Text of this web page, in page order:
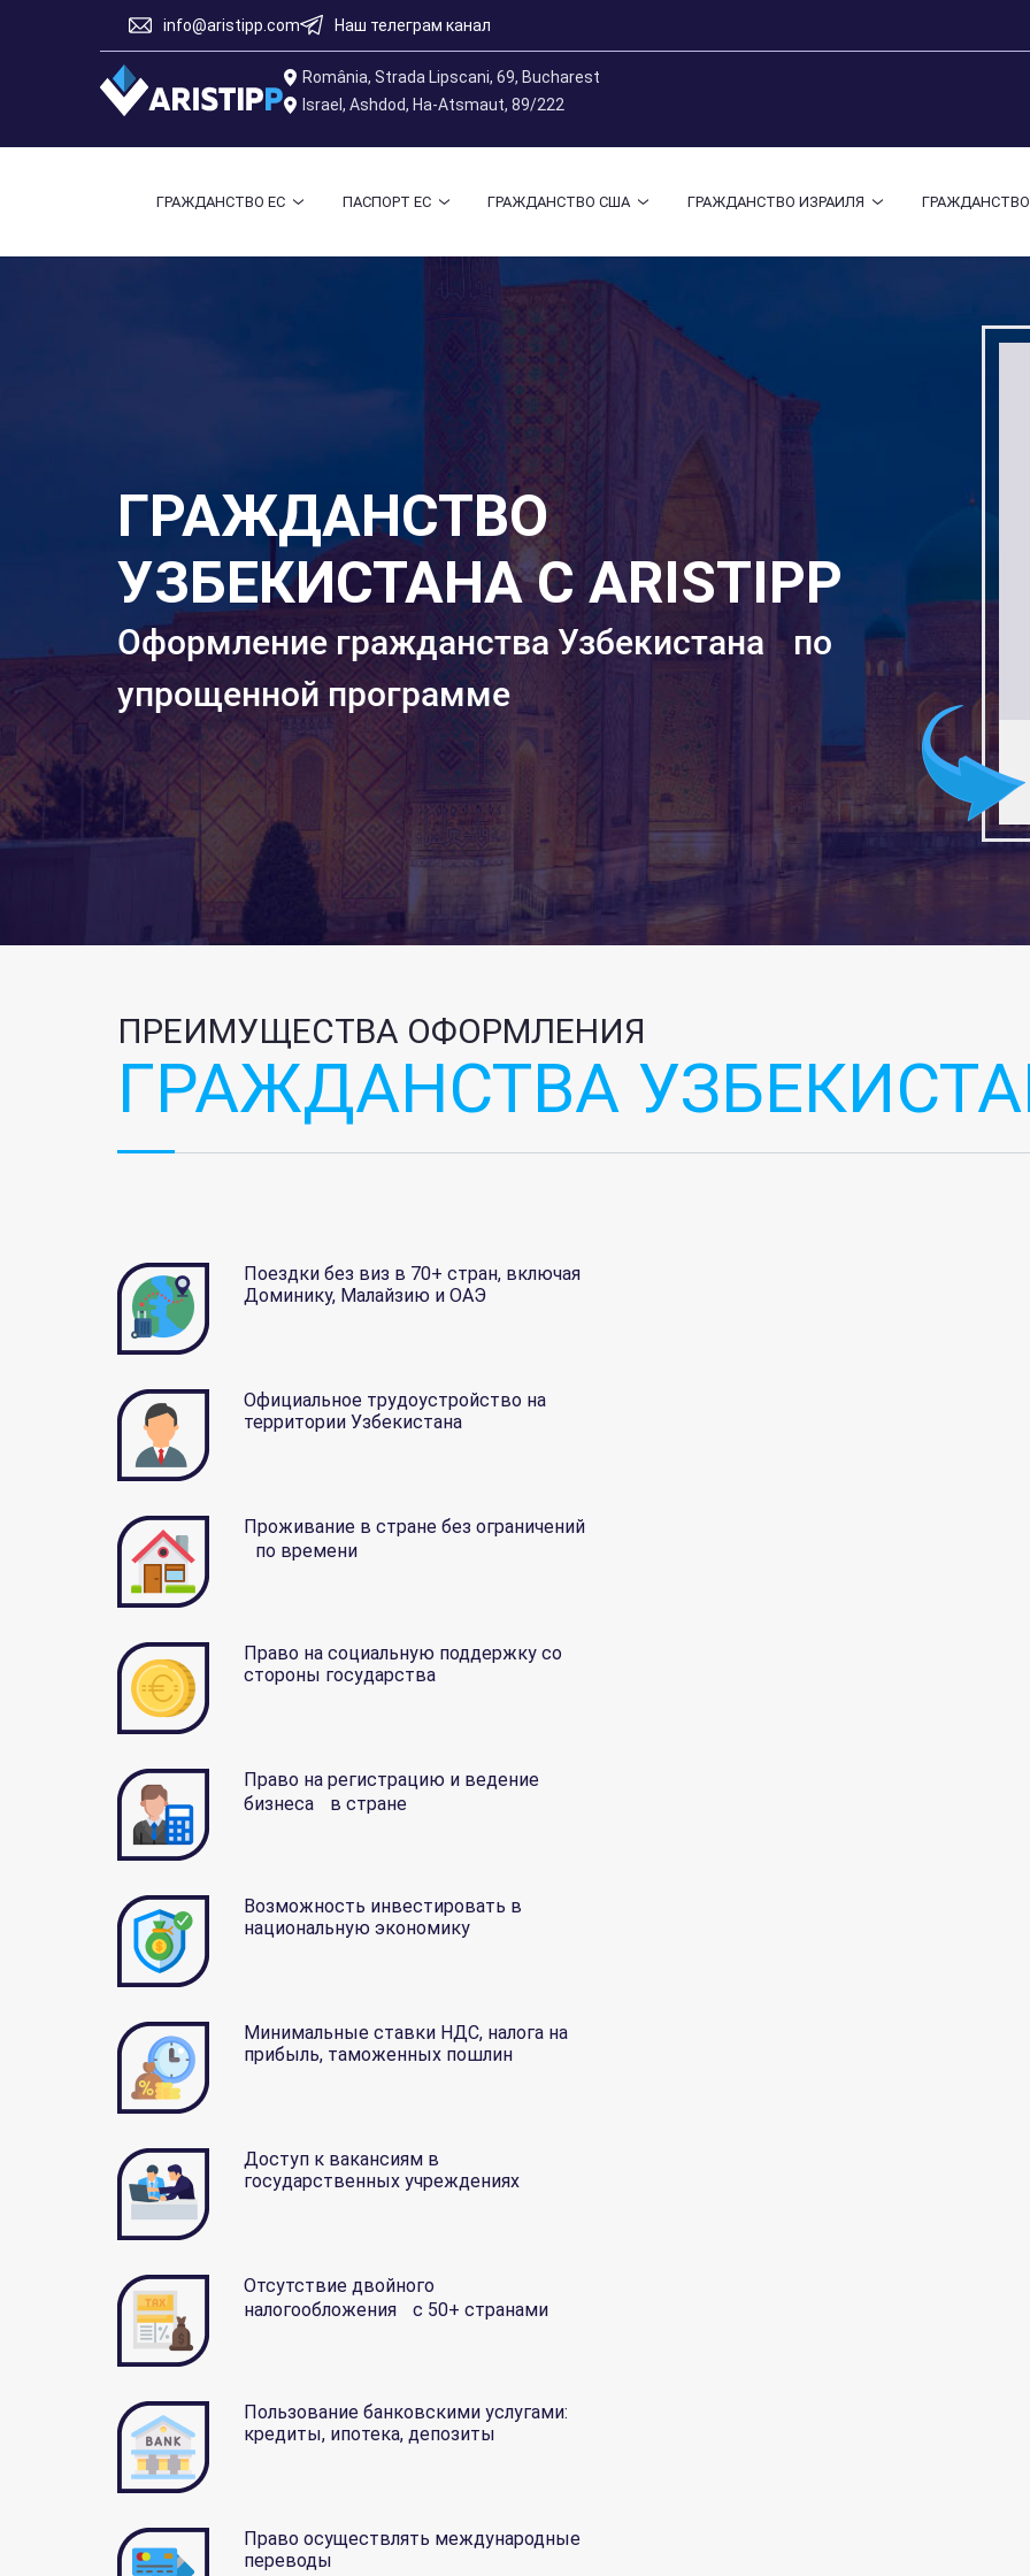
info@aristipp.com Наш телеграм канал
România, Strada Lipscani, 69, Bucharest
Israel, Ashdod, Ha-Atsmaut, 89/222
ГРАЖДАНСТВО ЕС ПАСПОРТ ЕС ГРАЖДАНСТВО США ГРАЖДАНСТВО ИЗРАИЛЯ
ГРАЖДАНСТВО
УЗБЕКИСТАНА С ARISTIPP
Оформление гражданства Узбекистана по
упрощенной программе
ПРЕИМУЩЕСТВА ОФОРМЛЕНИЯ
ГРАЖДАНСТВА
Поездки без виз в 70+ стран, включая
Доминику, Малайзию и ОАЭ
Официальное трудоустройство на
территории Узбекистана
Проживание в стране без ограничений
по времени
Право на социальную поддержку со
стороны государства
Право на регистрацию и ведение
бизнеса в стране
Возможность инвестировать в
национальную экономику
Минимальные ставки НДС, налога на
прибыль, таможенных пошлин
Доступ к вакансиям в
государственных учреждениях
Отсутствие двойного
налогообложения с 50+ странами
Пользование банковскими услугами:
кредиты, ипотека, депозиты
Право осуществлять международные
переводы